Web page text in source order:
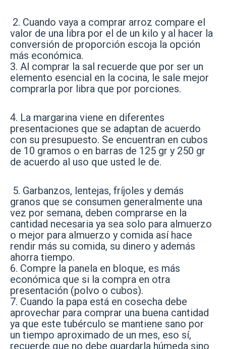
2. Cuando vaya a comprar arroz compare el
valor de una libra por el de un kilo y al hacer la
conversión de proporción escoja la opción
más económica.
3. Al comprar la sal recuerde que por ser un
elemento esencial en la cocina, le sale mejor
comprarla por libra que por porciones.
4. La margarina viene en diferentes
presentaciones que se adaptan de acuerdo
con su presupuesto. Se encuentran en cubos
de 10 gramos o en barras de 125 gr y 250 gr
de acuerdo al uso que usted le de.
5. Garbanzos, lentejas, fríjoles y demás
granos que se consumen generalmente una
vez por semana, deben comprarse en la
cantidad necesaria ya sea solo para almuerzo
o mejor para almuerzo y comida así hace
rendir más su comida, su dinero y además
ahorra tiempo.
6. Compre la panela en bloque, es más
económica que si la compra en otra
presentación (polvo o cubos).
7. Cuando la papa está en cosecha debe
aprovechar para comprar una buena cantidad
ya que este tubérculo se mantiene sano por
un tiempo aproximado de un mes, eso sí,
recuerde que no debe guardarla húmeda sino